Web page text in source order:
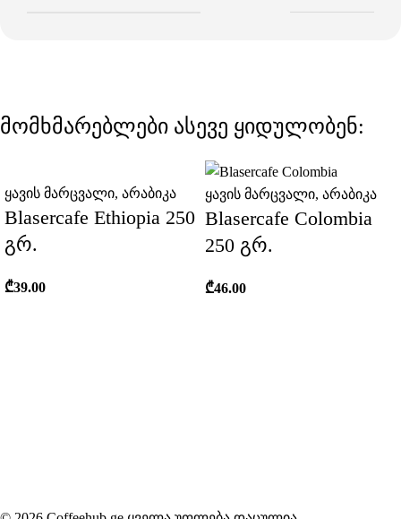
მომხმარებლები ასევე ყიდულობენ:
ყავის მარცვალი, არაბიკა
Blasercafe Ethiopia 250
გრ.
₾39.00
ყავის მარცვალი, არაბიკა
Blasercafe Colombia
250 გრ.
₾46.00